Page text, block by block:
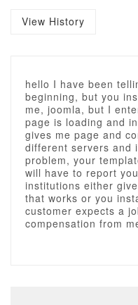
View History
hello I have been
beginning, but you
me, joomla, but I
page is loading and
gives me page and
different servers and
problem, your
will have to report
institutions either
that works or you
customer expects a
compensation from